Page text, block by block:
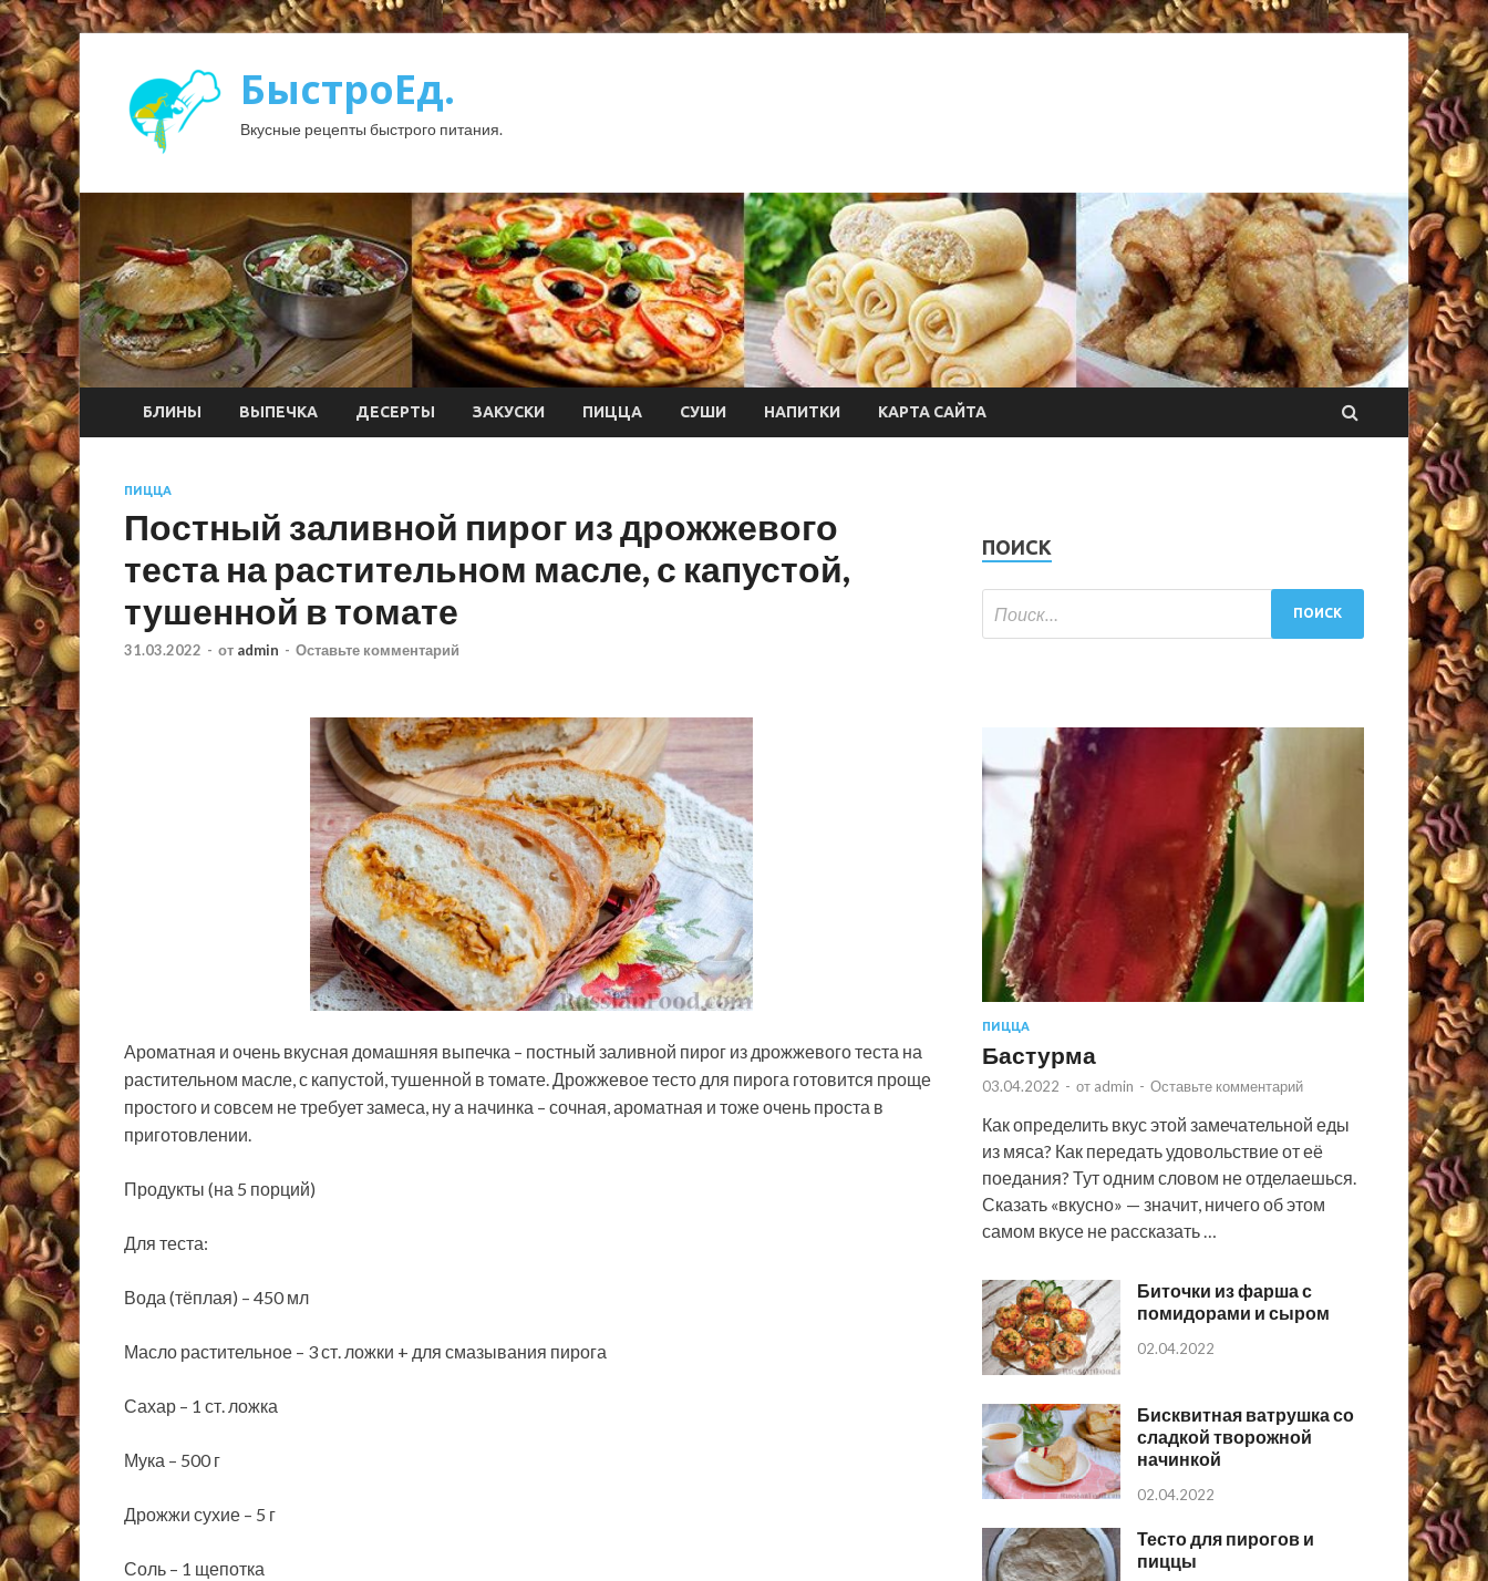
БыстроЕд.
Вкусные рецепты быстрого питания.
БЛИНЫ ВЫПЕЧКА ДЕСЕРТЫ ЗАКУСКИ ПИЦЦА СУШИ НАПИТКИ КАРТА САЙТА
ПИЦЦА
Постный заливной пирог из дрожжевого
теста на растительном масле, с капустой,
тушенной в томате
31.03.2022 - от admin - Оставьте комментарий
Ароматная и очень вкусная домашняя выпечка – постный заливной пирог из дрожжевого теста на
растительном масле, с капустой, тушенной в томате. Дрожжевое тесто для пирога готовится проще
простого и совсем не требует замеса, ну а начинка – сочная, ароматная и тоже очень проста в
приготовлении.
Продукты (на 5 порций)
Для теста:
Вода (тёплая) – 450 мл
Масло растительное – 3 ст. ложки + для смазывания пирога
Сахар – 1 ст. ложка
Мука – 500 г
Дрожжи сухие – 5 г
Соль – 1 щепотка
ПОИСК
ПИЦЦА
Бастурма
03.04.2022 - от admin - Оставьте комментарий
Как определить вкус этой замечательной еды
из мяса? Как передать удовольствие от её
поедания? Тут одним словом не отделаешься.
Сказать «вкусно» — значит, ничего об этом
самом вкусе не рассказать …
Биточки из фарша с
помидорами и сыром
02.04.2022
Бисквитная ватрушка со
сладкой творожной
начинкой
02.04.2022
Тесто для пирогов и
пиццы